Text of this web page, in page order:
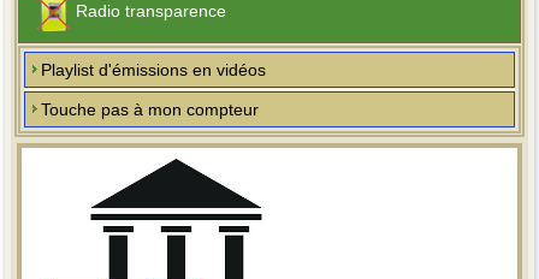
Radio transparence
Playlist d'émissions en vidéos
Touche pas à mon compteur